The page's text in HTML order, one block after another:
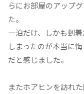
らにお部屋のアップ
た。
一泊だけ、しかも到
しまったのが本当に
だと感じました。
またホアヒンを訪れ